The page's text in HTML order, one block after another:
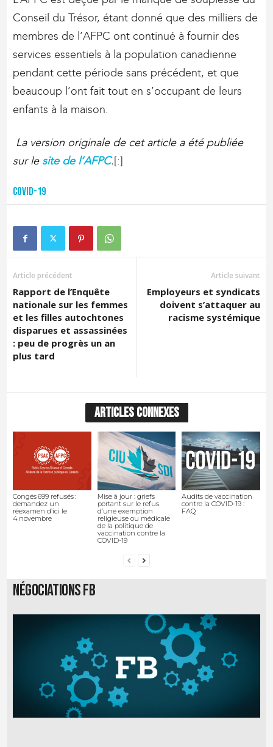
Conseil du Trésor, étant donné que des milliers de
membres de l’AFPC ont continué à fournir des
services essentiels à la population canadienne
pendant cette période sans précédent, et que
beaucoup l’ont fait tout en s’occupant de leurs
enfants à la maison.
La version originale de cet article a été publiée
sur le site de l’AFPC.[:]
COVID-19
Article précédent
Rapport de l’Enquête
nationale sur les femmes
et les filles autochtones
disparues et assassinées
: peu de progrès un an
plus tard
Article suivant
Employeurs et syndicats
doivent s’attaquer au
racisme systémique
ARTICLES CONNEXES
Congés 699 refusés :
demandez un
réexamen d’ici le
4 novembre
Mise à jour : griefs
portant sur le refus
d’une exemption
religieuse ou médicale
de la politique de
vaccination contre la
COVID-19
Audits de vaccination
contre la COVID-19 :
FAQ
Négociations FB